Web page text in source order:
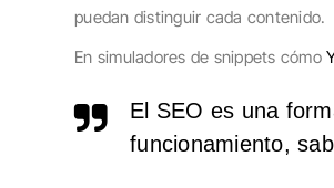
puedan distinguir cada contenido.
En simuladores de snippets cómo
El SEO es una
funcionamiento,